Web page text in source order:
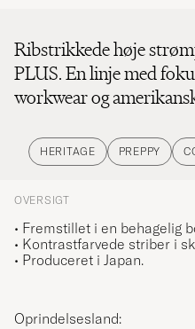
Ribstrikkede høje
PLUS. En linje med
workwear og
HERITAGE PREPPY
OVERSIGT
• Fremstillet i en behagelig
• Kontrastfarvede striber i
• Produceret i Japan.
Oprindelsesland: